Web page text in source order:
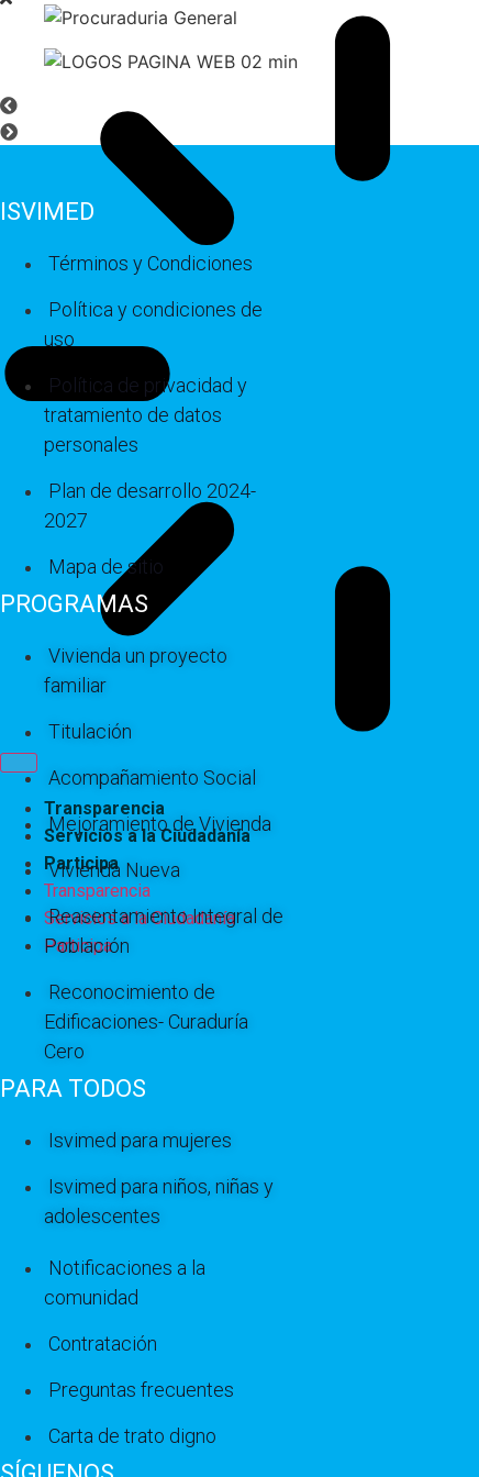
Transparencia
Servicios a la Ciudadanía
Participa
Transparencia
Servicios a la Ciudadanía
Participa
ISVIMED
Términos y Condiciones
Política y condiciones de
uso
Política de privacidad y
tratamiento de datos
personales
Plan de desarrollo 2024-
2027
Mapa de sitio
PROGRAMAS
Vivienda un proyecto
familiar
Titulación
Acompañamiento Social
Mejoramiento de Vivienda
Vivienda Nueva
Reasentamiento Integral de
Población
Reconocimiento de
Edificaciones- Curaduría
Cero
PARA TODOS
Isvimed para mujeres
Isvimed para niños, niñas y
adolescentes
Notificaciones a la
comunidad
Contratación
Preguntas frecuentes
Carta de trato digno